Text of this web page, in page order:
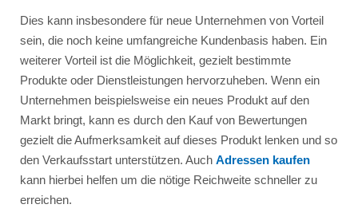
Dies kann insbesondere für neue Unternehmen von Vorteil
sein, die noch keine umfangreiche Kundenbasis haben. Ein
weiterer Vorteil ist die Möglichkeit, gezielt bestimmte
Produkte oder Dienstleistungen hervorzuheben. Wenn ein
Unternehmen beispielsweise ein neues Produkt auf den
Markt bringt, kann es durch den Kauf von Bewertungen
gezielt die Aufmerksamkeit auf dieses Produkt lenken und so
den Verkaufsstart unterstützen. Auch Adressen kaufen
kann hierbei helfen um die nötige Reichweite schneller zu
erreichen.